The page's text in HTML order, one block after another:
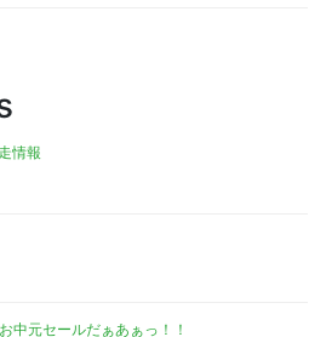
情報
元セールだぁあぁっ！！